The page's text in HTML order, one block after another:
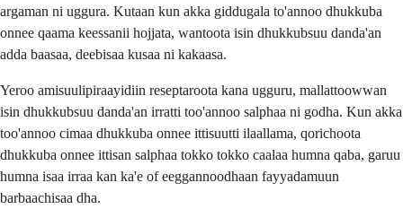
argaman ni uggura. Kutaan kun akka giddugala to'annoo dhukkuba
onnee qaama keessanii hojjata, wantoota isin dhukkubsuu danda'an
adda baasaa, deebisaa kusaa ni kakaasa.
Yeroo amisuulipiraayidiin reseptaroota kana ugguru, mallattoowwan
isin dhukkubsuu danda'an irratti too'annoo salphaa ni godha. Kun akka
too'annoo cimaa dhukkuba onnee ittisuutti ilaallama, qorichoota
dhukkuba onnee ittisan salphaa tokko tokko caalaa humna qaba, garuu
humna isaa irraa kan ka'e of eeggannoodhaan fayyadamuun
barbaachisaa dha.